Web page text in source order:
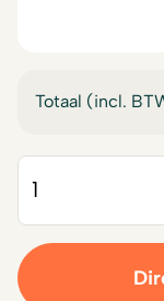
Totaal (incl.